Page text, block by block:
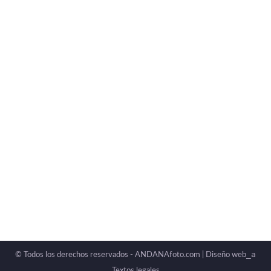
© Todos los derechos reservados - ANDANAfoto.com | Diseño web _a